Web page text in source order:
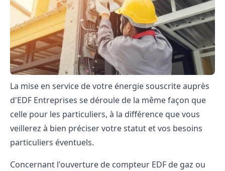
La mise en service de votre énergie souscrite auprès
d'EDF Entreprises se déroule de la même façon que
celle pour les particuliers, à la différence que vous
veillerez à bien préciser votre statut et vos besoins
particuliers éventuels.
Concernant l'ouverture de compteur EDF de gaz ou